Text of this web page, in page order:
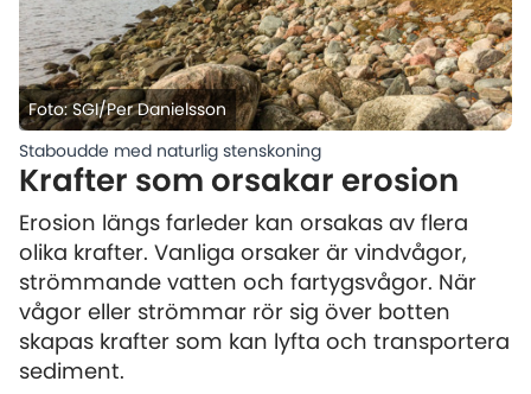
Staboudde med naturlig stenskoning
Foto: SGI/Per Danielsson
Krafter som orsakar erosion
Erosion längs farleder kan orsakas av flera
olika krafter. Vanliga orsaker är vindvågor,
strömmande vatten och fartygsvågor. När
vågor eller strömmar rör sig över botten
skapas krafter som kan lyfta och transportera
sediment.